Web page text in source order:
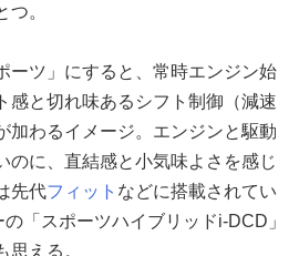
つ。
ーツ」にすると、常時エンジン始
感と切れ味あるシフト制御（減速
加わるイメージ。エンジンと駆動
のに、直結感と小気味よさを感じ
先代フィット などに搭載されてい
「スポーツハイブリッドi-DCD」
思える。